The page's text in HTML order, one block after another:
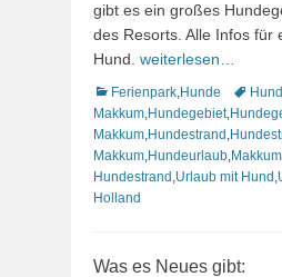
gibt es ein großes
des Resorts. Alle Infos für
Hund. weiterlesen…
Kategorien
Ferienpark,Hunde
Makkum,Hundegebiet,
Makkum,Hundestrand ,
Makkum,Hundeurlaub,Makkum
Hundestrand ,Urlaub mit Hund ,
Holland
Was es Neues gibt: